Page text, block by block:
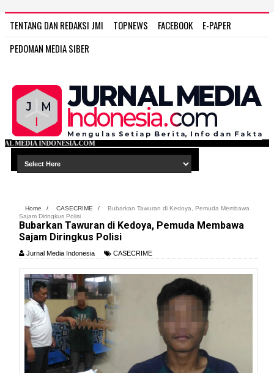
TENTANG DAN REDAKSI JMI TOPNEWS FACEBOOK
E-PAPER
PEDOMAN MEDIA SIBER
Home / CASECRIME /
Bubarkan Tawuran di Kedoya, Pemuda Membawa
Sajam Diringkus Polisi
Bubarkan Tawuran di Kedoya, Pemuda Membawa
Sajam Diringkus Polisi
Jurnal Media Indonesia CASECRIME